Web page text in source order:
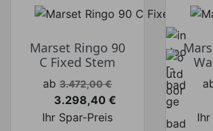
Marset Ringo 90
C Fixed Stem
Verkaufspreis
ab 3.472,00 €
Preis
3.298,40 €
Ihr Spar-Preis